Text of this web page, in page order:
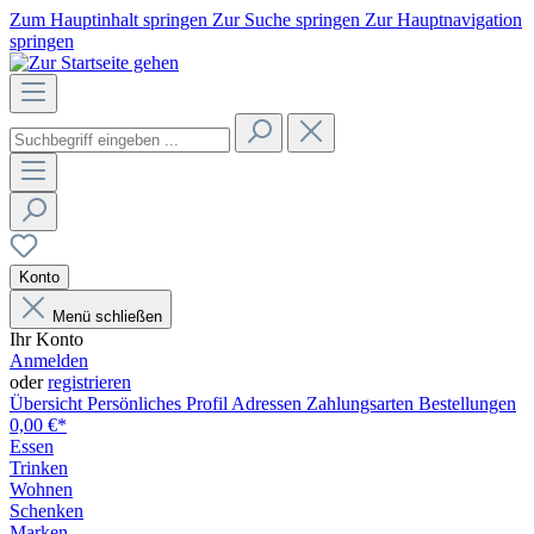
Zum Hauptinhalt springen Zur Suche springen Zur Hauptnavigation
springen
Konto
Menü schließen
Ihr Konto
Anmelden
oderregistrieren
Übersicht Persönliches Profil Adressen Zahlungsarten Bestellungen
0,00 €*
Essen
Trinken
Wohnen
Schenken